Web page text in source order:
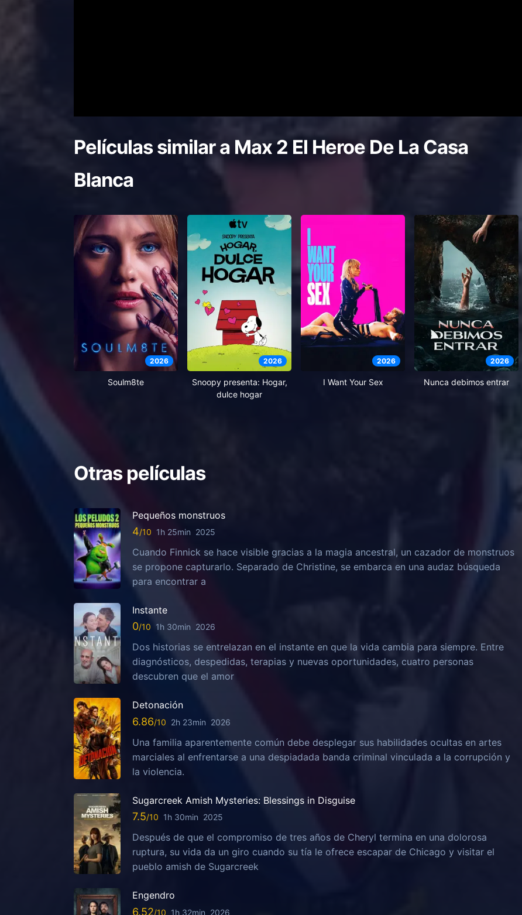
Películas similar a Max 2 El Heroe De La Casa
Blanca
2026
Soulm8te
2026
Snoopy presenta: Hogar,
dulce hogar
2026
I Want Your Sex
2026
Nunca debimos entrar
Otras películas
Pequeños monstruos
4 1h 25min 2025
Cuando Finnick se hace visible gracias a la magia ancestral, un cazador de monstruos
se propone capturarlo. Separado de Christine, se embarca en una audaz búsqueda
para encontrar a
Instante
0 1h 30min 2026
Dos historias se entrelazan en el instante en que la vida cambia para siempre. Entre
diagnósticos, despedidas, terapias y nuevas oportunidades, cuatro personas
descubren que el amor
Detonación
6.86 2h 23min 2026
Una familia aparentemente común debe desplegar sus habilidades ocultas en artes
marciales al enfrentarse a una despiadada banda criminal vinculada a la corrupción y
la violencia.
Sugarcreek Amish Mysteries: Blessings in Disguise
7.5 1h 30min 2025
Después de que el compromiso de tres años de Cheryl termina en una dolorosa
ruptura, su vida da un giro cuando su tía le ofrece escapar de Chicago y visitar el
pueblo amish de Sugarcreek
Engendro
6.52 1h 32min 2026